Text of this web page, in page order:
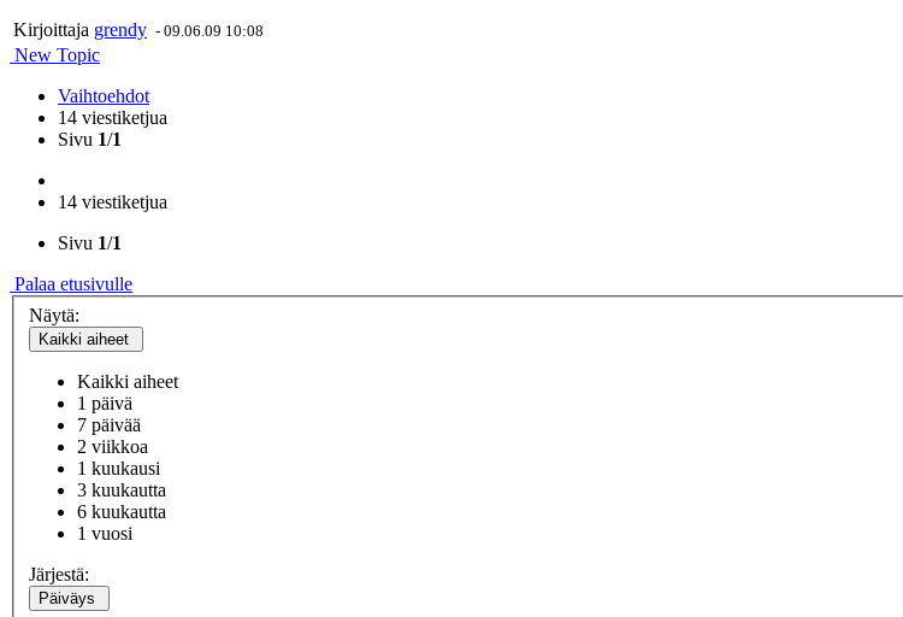
Kirjoittaja grendy - 09.06.09 10:08
New Topic
Vaihtoehdot
14 viestiketjua
Sivu 1/1
14 viestiketjua
Sivu 1/1
Palaa etusivulle
Näytä:
Kaikki aiheet
Kaikki aiheet
1 päivä
7 päivää
2 viikkoa
1 kuukausi
3 kuukautta
6 kuukautta
1 vuosi
Järjestä:
Päiväys